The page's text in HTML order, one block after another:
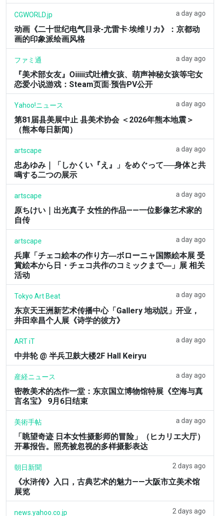
CGWORLD.jp a day ago
动画《二十世纪电气目录-尤雷卡·埃维リカ》：京都动
画的印象派绘画风格
ファミ通 a day ago
『美术部女友』Oiiiii式吐槽女孩、萌声神秘女孩等宅女
恋爱小说游戏：Steam页面·预告PV公开
Yahoo!ニュース a day ago
第81届县美展中止 县美术协会 ＜2026年熊本地震＞
（熊本每日新闻）
artscape a day ago
忠あゆみ｜「しかくい『え』」をめぐって──身体と共
鳴する二つの展示
artscape a day ago
原ちけい｜出光真子 女性的作品——一位影像艺术家的
自传
artscape a day ago
兵庫「チェコ絵本の作り方―ボローニャ国際絵本展 受
賞絵本から日・チェコ共作のコミックまで―」展 相关
活动
Tokyo Art Beat a day ago
东京天王洲新艺术传播中心「Gallery 地动説」开业，
井田幸昌个人展《诗学的彼方》
ART iT a day ago
中井轮 @ 半兵卫麸大楼2F Hall Keiryu
産経ニュース a day ago
密教美术的杰作一堂：东京国立博物馆特展《空海与真
言名宝》 9月6日结束
美術手帖 a day ago
「眺望奇迹 日本女性摄影师的冒险」（ヒカリエ大厅）
开幕报告。照亮被忽视的多样摄影表达
朝日新聞 2 days ago
《水浒传》入口，古典艺术的魅力——大阪市立美术馆
展览
news.yahoo.co.jp 2 days ago